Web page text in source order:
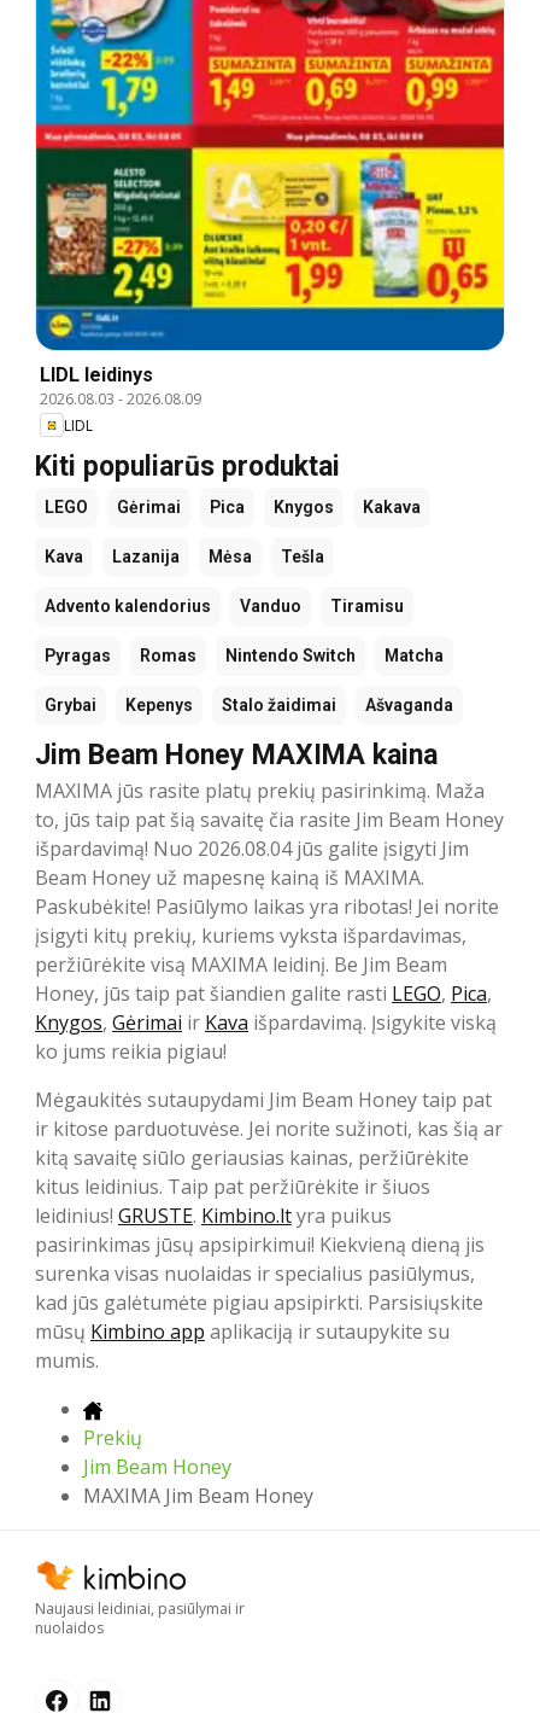
LIDL leidinys
2026.08.03 -2026.08.09
LIDL
Kiti populiarūs produktai
LEGO Gėrimai Pica Knygos Kakava
Kava Lazanija Mėsa Tešla
Advento kalendorius Vanduo Tiramisu
Pyragas Romas Nintendo Switch Matcha
Grybai Kepenys Stalo žaidimai Ašvaganda
Jim Beam Honey MAXIMA kaina
MAXIMA jūs rasite platų prekių pasirinkimą. Maža
to, jūs taip pat šią savaitę čia rasite Jim Beam Honey
išpardavimą! Nuo 2026.08.04 jūs galite įsigyti Jim
Beam Honey už mapesnę kainą iš MAXIMA.
Paskubėkite! Pasiūlymo laikas yra ribotas! Jei norite
įsigyti kitų prekių, kuriems vyksta išpardavimas,
peržiūrėkite visą MAXIMA leidinį. Be Jim Beam
Honey, jūs taip pat šiandien galite rasti LEGO, Pica,
Knygos, Gėrimai ir Kava išpardavimą. Įsigykite viską
ko jums reikia pigiau!
Mėgaukitės sutaupydami Jim Beam Honey taip pat
ir kitose parduotuvėse. Jei norite sužinoti, kas šią ar
kitą savaitę siūlo geriausias kainas, peržiūrėkite
kitus leidinius. Taip pat peržiūrėkite ir šiuos
leidinius! GRUSTE. Kimbino.ltyra puikus
pasirinkimas jūsų apsipirkimui! Kiekvieną dieną jis
surenka visas nuolaidas ir specialius pasiūlymus,
kad jūs galėtumėte pigiau apsipirkti. Parsisiųskite
mūsų Kimbino app aplikaciją ir sutaupykite su
mumis.
Prekių
Jim Beam Honey
MAXIMA Jim Beam Honey
Naujausi leidiniai, pasiūlymai ir
nuolaidos